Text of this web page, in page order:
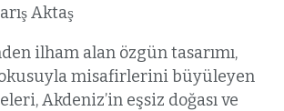
Aktaş
ilham alan özgün tasarımı,
misafirlerini büyüleyen
Akdeniz’in eşsiz doğası ve